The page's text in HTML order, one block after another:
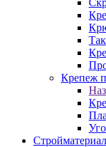
Крепеж